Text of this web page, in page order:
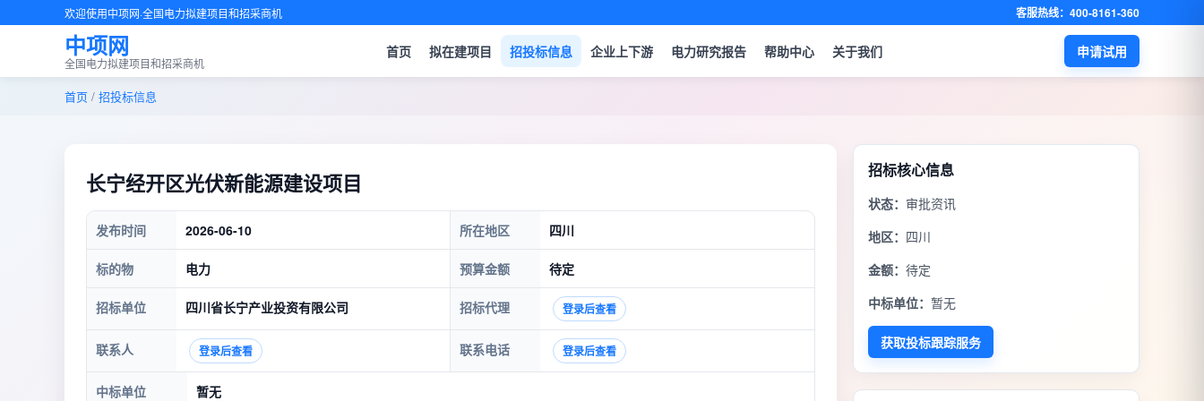
欢迎使用中项网·全国电力拟建项目和招采商机 客服热线：400-8161-360
中项网
全国电力拟建项目和招采商机
首页 拟在建项目 招投标信息 企业上下游 电力研究报告 帮助中心 关于我们 申请试用
首页 / 招投标信息
长宁经开区光伏新能源建设项目
发布时间 2026-06-10 所在地区 四川
标的物 电力 预算金额 待定
招标单位 四川省长宁产业投资有限公司 招标代理 登录后查看
联系人 登录后查看 联系电话 登录后查看
中标单位 暂无
招标核心信息
状态： 审批资讯
地区： 四川
金额： 待定
中标单位： 暂无
获取投标跟踪服务